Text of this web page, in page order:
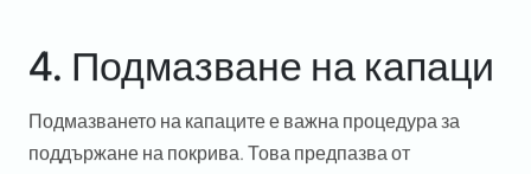
4. Подмазване на капаци
Подмазването на капаците е важна процедура за
поддържане на покрива. Това предпазва от